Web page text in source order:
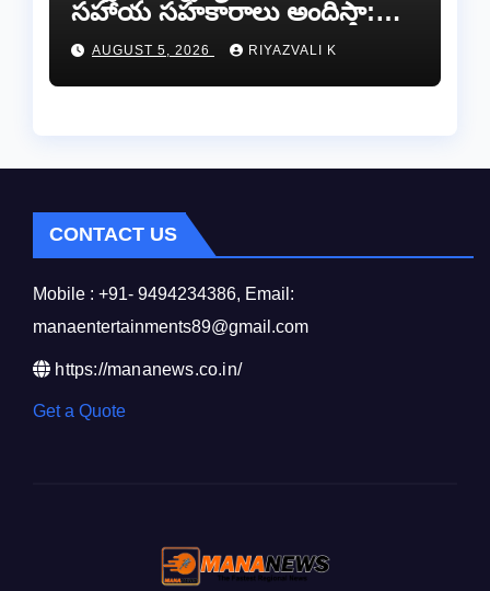
సహాయ సహకారాలు అందిస్తా:
చంద్రగిరి ఎమ్మెల్యే పులివర్తి నాని.
AUGUST 5, 2026 RIYAZVALI K
CONTACT US
Mobile : +91- 9494234386, Email:
manaentertainments89@gmail.com
https://mananews.co.in/
Get a Quote